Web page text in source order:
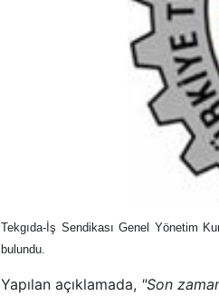
Tekgıda-İş Sendikası Genel Yönetim
bulundu.
Yapılan açıklamada, "Son